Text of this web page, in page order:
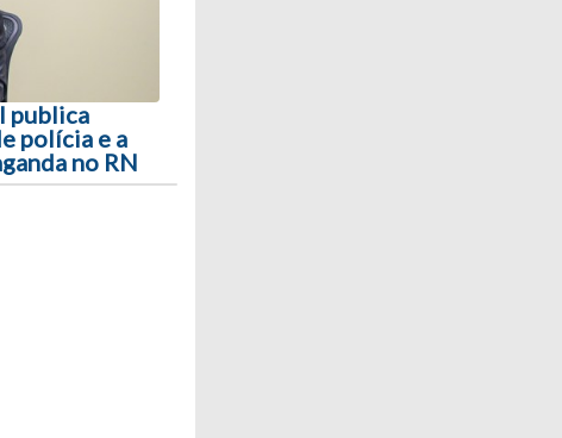
publica
polícia e a
no RN